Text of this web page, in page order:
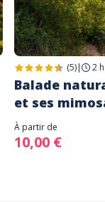
(5)| 2
Balade
et ses
À partir de
10,00 €